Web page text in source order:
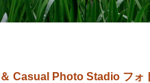
Casual Photo Stadio フォ